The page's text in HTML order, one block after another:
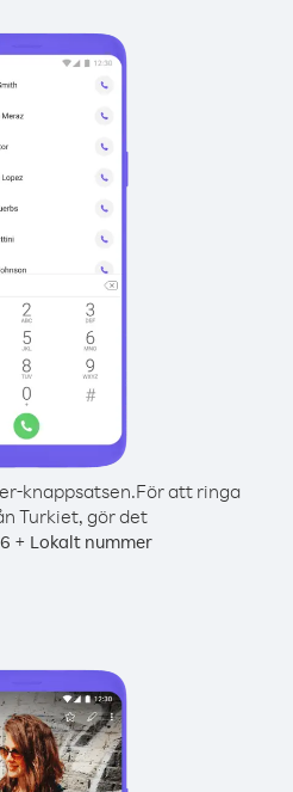
knappsatsen.För att ringa
Turkiet, gör det
+ Lokalt nummer